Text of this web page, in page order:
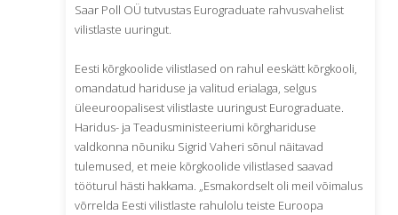
Saar Poll OÜ tutvustas Eurograduate rahvusvahelist
vilistlaste uuringut.
Eesti kõrgkoolide vilistlased on rahul eeskätt kõrgkooli,
omandatud hariduse ja valitud erialaga, selgus
üleeuroopalisest vilistlaste uuringust Eurograduate.
Haridus- ja Teadusministeeriumi kõrghariduse
valdkonna nõuniku Sigrid Vaheri sõnul näitavad
tulemused, et meie kõrgkoolide vilistlased saavad
tööturul hästi hakkama. „Esmakordselt oli meil võimalus
võrrelda Eesti vilistlaste rahulolu teiste Euroopa